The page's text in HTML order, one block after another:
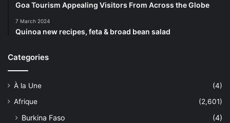
Goa Tourism Appealing Visitors From Across the Globe
7 March 2024
Quinoa new recipes, feta & broad bean salad
Categories
À la Une
(4)
Afrique
(2,601)
Burkina Faso
(4)